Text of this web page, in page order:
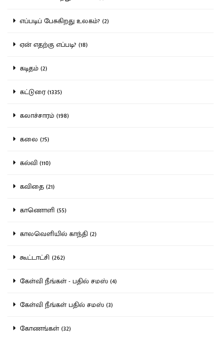
எப்படிப் பேசுகிறது உலகம்? (2)
ஏன் எதற்கு எப்படி? (18)
கடிதம் (2)
கட்டுரை (1335)
கலாச்சாரம் (198)
கலை (75)
கல்வி (110)
கவிதை (21)
காணொளி (55)
காலவெளியில் காந்தி (2)
கூட்டாட்சி (262)
கேள்வி நீங்கள் - பதில் சமஸ் (4)
கேள்வி நீங்கள் பதில் சமஸ் (3)
கோணங்கள் (32)